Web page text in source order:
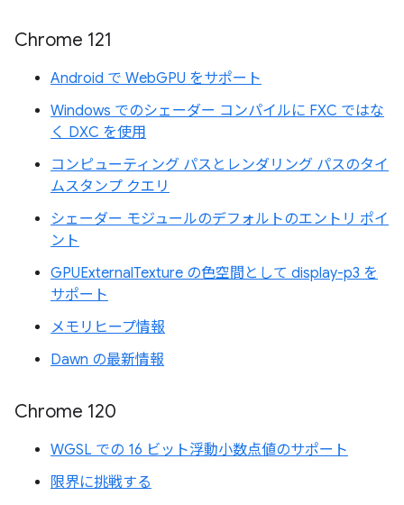
Chrome 121
Android で WebGPU をサポート
Windows でのシェーダー コンパイルに FXC ではな
く DXC を使用
コンピューティング パスとレンダリング パスのタイ
ムスタンプ クエリ
シェーダー モジュールのデフォルトのエントリ ポイ
ント
GPUExternalTexture の色空間として display-p3 を
サポート
メモリヒープ情報
Dawn の最新情報
Chrome 120
WGSL での 16 ビット浮動小数点値のサポート
限界に挑戦する